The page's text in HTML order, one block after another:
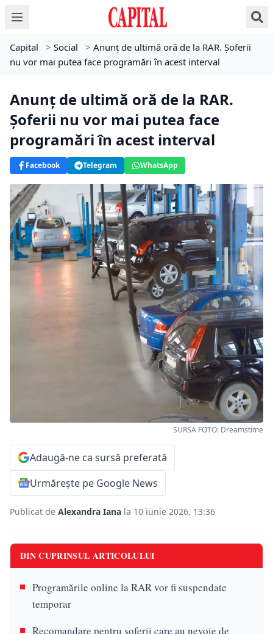
Capital > Social > Anunț de ultimă oră de la RAR. Șoferii
nu vor mai putea face programări în acest interval
Anunț de ultimă oră de la RAR.
Șoferii nu vor mai putea face
programări în acest interval
Facebook Telegram WhatsApp
SURSA FOTO: Dreamstime
Adaugă-ne ca sursă preferată
Urmărește pe Google News
Publicat de Alexandra Iana la 10 iunie 2026, 13:36
DIN CUPRINSUL ARTICOLULUI
Programările online la RAR vor fi suspendate
temporar
Recomandare pentru șoferii care au nevoie de